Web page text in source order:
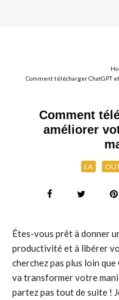
Comment télécharger ChatGPT
Comment
améliorer
I.A
Êtes-vous prêt à donner
productivité et à libérer
cherchez pas plus loin
va transformer votre
partez pas tout de suite !